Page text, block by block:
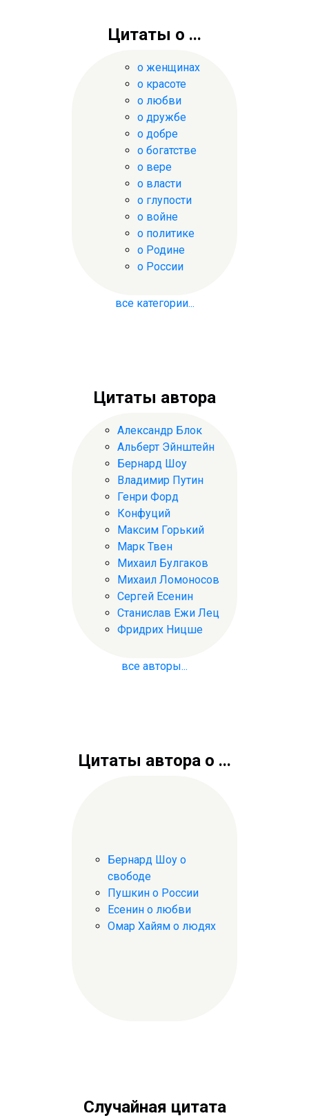
Цитаты о ...
о женщинах
о красоте
о любви
о дружбе
о добре
о богатстве
о вере
о власти
о глупости
о войне
о политике
о Родине
о России
все категории...
Цитаты автора
Александр Блок
Альберт Эйнштейн
Бернард Шоу
Владимир Путин
Генри Форд
Конфуций
Максим Горький
Марк Твен
Михаил Булгаков
Михаил Ломоносов
Сергей Есенин
Станислав Ежи Лец
Фридрих Ницше
все авторы...
Цитаты автора о ...
Бернард Шоу о
свободе
Пушкин о России
Есенин о любви
Омар Хайям о людях
Случайная цитата